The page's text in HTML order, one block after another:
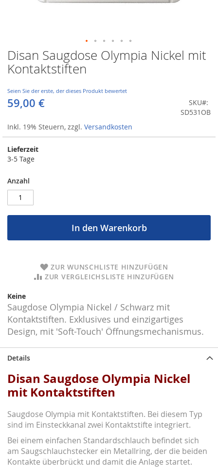
Disan Saugdose Olympia Nickel mit
Kontaktstiften
Seien Sie der erste, der dieses Produkt bewertet
59,00 €
Inkl. 19% Steuern, zzgl. Versandkosten
SKU
SD531OB
Lieferzeit
3-5 Tage
Anzahl
In den Warenkorb
ZUR WUNSCHLISTE HINZUFÜGEN
ZUR VERGLEICHSLISTE HINZUFÜGEN
Keine
Saugdose Olympia Nickel / Schwarz mit
Kontaktstiften. Exklusives und einzigartiges
Design, mit 'Soft-Touch' Öffnungsmechanismus.
Zum
Anfang
der
springen
Details
Disan Saugdose Olympia Nickel
mit Kontaktstiften
Saugdose Olympia mit Kontaktstiften. Bei diesem Typ
sind im Einsteckkanal zwei Kontaktstifte integriert.
Bei einem einfachen Standardschlauch befindet sich
am Saugschlauchstecker ein Metallring, der die beiden
Kontakte überbrückt und damit die Anlage startet.